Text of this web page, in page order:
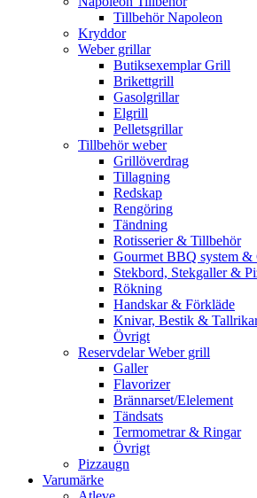
Tillbehör Napoleon
Kryddor
Weber grillar
Butiksexemplar Grill
Brikettgrill
Gasolgrillar
Elgrill
Pelletsgrillar
Tillbehör weber
Grillöverdrag
Tillagning
Redskap
Rengöring
Tändning
Rotisserier & Tillbehör
Gourmet BBQ system &
Stekbord, Stekgaller &
Rökning
Handskar & Förkläde
Knivar, Bestik &
Övrigt
Reservdelar Weber grill
Galler
Flavorizer
Brännarset/Elelement
Tändsats
Termometrar & Ringar
Övrigt
Pizzaugn
Varumärke